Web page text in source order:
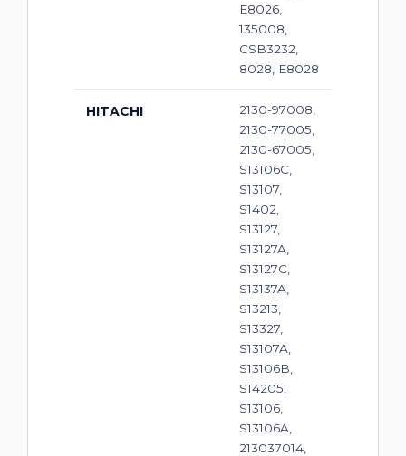
E8026,
135008,
CSB3232,
8028, E8028
HITACHI
2130-97008,
2130-77005,
2130-67005,
S13106C,
S13107,
S1402,
S13127,
S13127A,
S13127C,
S13137A,
S13213,
S13327,
S13107A,
S13106B,
S14205,
S13106,
S13106A,
213037014,